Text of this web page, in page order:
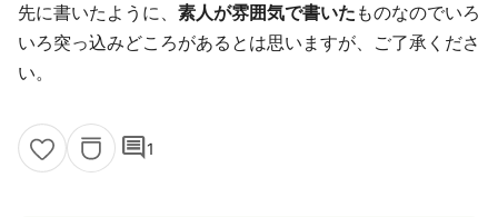
先に書いたように、 素人が雰囲気で書いた ものなのでいろ
いろ突っ込みどころがあるとは思いますが、ご了承くださ
い。
comment1